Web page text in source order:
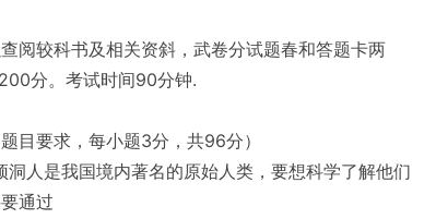
阅较科书及相关资斜，武卷分试题春和答题卡两
分。考试时间90分钟.
目要求，每小题3分，共96分）
人是我国境内著名的原始人类，要想科学了解他们
通过